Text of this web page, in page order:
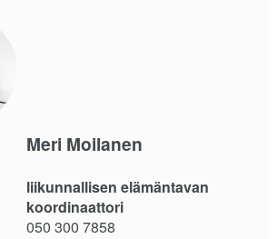
Meri Moilanen
liikunnallisen elämäntavan
koordinaattori
050 300 7858